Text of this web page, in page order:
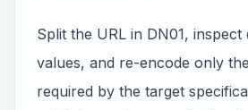
Split the URL in DN01,
values, and re-encode only
required by the target